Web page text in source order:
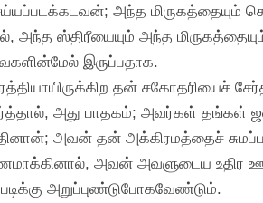
அந்த மிருகத்தையும்
அந்த ஸ்திரீயையும் அந்த
இருப்பதாக.
தன் சகோதரியைச்
அது பாதகம்; அவர்கள் தங்கள்
அவன் தன் அக்கிரமத்தைச்
அவன் அவளுடைய உதிர
அறுப்புண்டுபோகவேண்டும்.